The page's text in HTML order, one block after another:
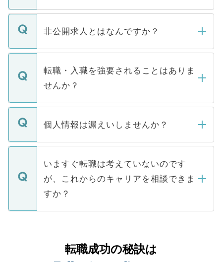
ご登録いただきましたら、弊社担当者がご
登録内容を確認し、その後メールもしくは
ます。通常、5営業日以内にはご連絡をせて
いただきますので、しばらくお待ちくださ
い。
非公開求人とはなんですか？
マイナビDOCTORで取り扱っている求人の
うち約3割は、Webサイトからご覧いただ
けない「非公開求人」です。非公開求人は
下記の理由によって、一般には公開してい
ません。
■応募殺到を避けるため 人気のある医療機
関を公にしてしまうと、応募が殺到する場
に、医療機関が求める条件に合った人材の
みを人材紹介会社に依頼するケースが増え
ています。
転職・入職を強要されることはありま
せんか？
転職・入職を強要することは一切ありませ
ん。また、仮に応募先から内定をいただい
定を承諾する必要はありません。内定先へ
の辞退の連絡はキャリアパートナーが行い
ますので、ご安心ください。
個人情報は漏えいしませんか？
個人情報が漏えいすることはありませんの
で、ご安心ください。当サイトからの登録
などで収集したご登録者様の個人情報は、
ご本人のキャリアアップおよび転職活動の
支援を目的に使用いたします。お預かりし
ているすべての個人データはご本人の許可
は、個人情報の取り扱いについての厳密な
いますぐ転職は考えていないのです
が、これからのキャリアを相談できま
すか？
かがいして、現在の医療機関の状況や紹介
経験をまじえながら、適切なアドバイスを
転職成功の秘訣は